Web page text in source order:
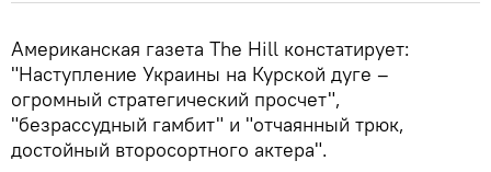
Американская газета The Hill констатирует:
"Наступление Украины на Курской дуге –
огромный стратегический просчет",
"безрассудный гамбит" и "отчаянный трюк,
достойный второсортного актера".